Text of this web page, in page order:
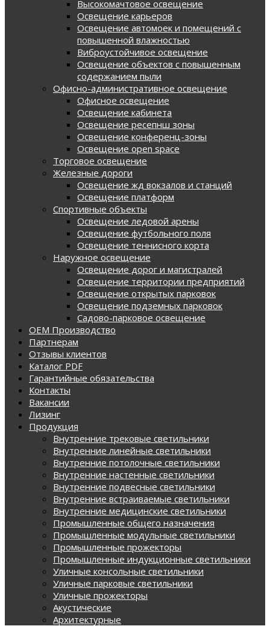
Высокомачтовое освещение
Освещение карьеров
Освещение автомоек и помещений с
повышенной влажностью
Виброустойчивое освещение
Освещение объектов с повышенным
содержанием пыли
Офисно-административное освещение
Офисное освещение
Освещение кабинета
Освещение ресепнш зоны
Освещение конференц-зоны
Освещение open space
Торговое освещение
Железные дороги
Освещение жд вокзалов и станций
Освещение платформ
Спортивные объекты
Освещение ледовой арены
Освещение футбольного поля
Освещение теннисного корта
Наружное освещение
Освещение дорог и магистралей
Освещение территории предприятий
Освещение открытых парковок
Освещение подземных парковок
Садово-парковое освещение
OEM Производство
Партнерам
Отзывы клиентов
Каталог PDF
Гарантийные обязательства
Контакты
Вакансии
Лизинг
Продукция
Внутренние трековые светильники
Внутренние линейные светильники
Внутренние потолочные светильники
Внутренние настенные светильники
Внутренние подвесные светильники
Внутренние встраиваемые светильники
Внутренние медицинские светильники
Промышленные общего назначения
Промышленные модульные светильники
Промышленные прожекторы
Промышленные индукционные светильники
Уличные консольные светильники
Уличные парковые светильники
Уличные прожекторы
Акустические
Архитектурные